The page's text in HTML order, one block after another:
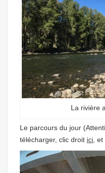
La rivière
Le parcours du jour
télécharger, clic droit ici, et
Video
Player